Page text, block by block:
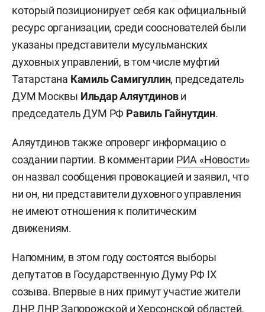
который позиционирует себя как официальный
ресурс организации, среди сооснователей были
указаны представители мусульманских
духовных управлений, в том числе муфтий
Татарстана Камиль Самигуллин, председатель
ДУМ Москвы Ильдар Аляутдинови
председатель ДУМ РФ Равиль Гайнутдин.
Аляутдинов также опроверг информацию о
создании партии. В комментарии РИА «Новости»
он назвал сообщения провокацией и заявил, что
ни он, ни представители духовного управления
не имеют отношения к политическим
движениям.
Напомним, в этом году состоятся выборы
депутатов в Государственную Думу РФ IX
созыва. Впервые в них примут участие жители
ДНР, ЛНР, Запорожской и Херсонской областей.